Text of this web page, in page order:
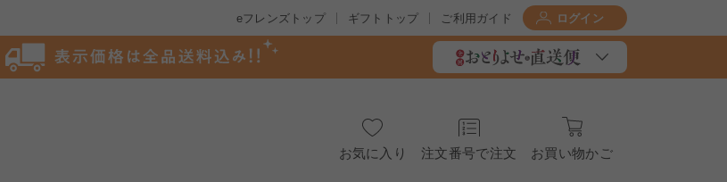
eフレンズトップ ギフトトップ ご利用ガイド ログイン
お気に入り 注文番号で注文 お買い物かご